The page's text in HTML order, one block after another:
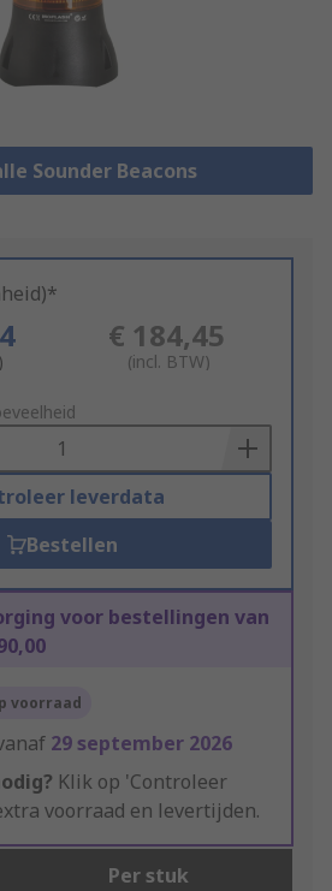
Sounder Beacons
€ 184,45
(incl. BTW)
leverdata
Bestellen
voor bestellingen van
voorraad
29 september 2026
Klik op 'Controleer
voorraad en levertijden.
Per stuk